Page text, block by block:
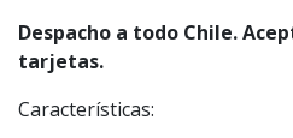
Despacho a todo Chile.
tarjetas.
Características: